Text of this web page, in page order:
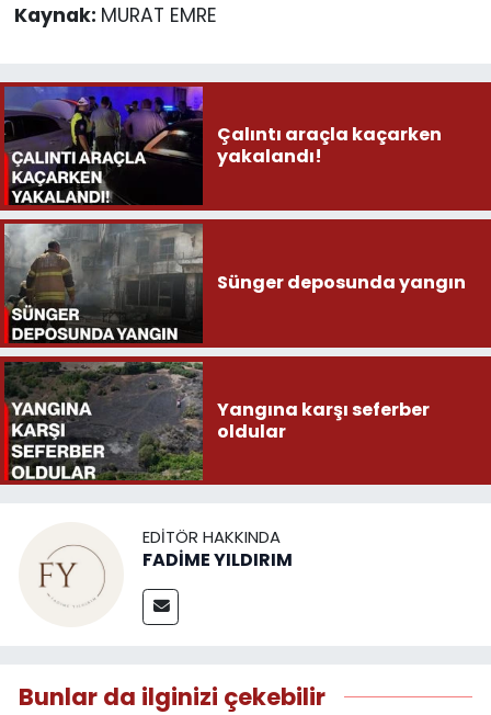
Kaynak: MURAT EMRE
Çalıntı araçla kaçarken
yakalandı!
Sünger deposunda yangın
Yangına karşı seferber
oldular
EDITÖR HAKKINDA
FADİME YILDIRIM
Bunlar da ilginizi çekebilir